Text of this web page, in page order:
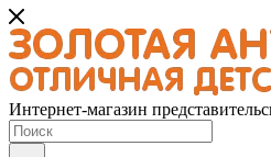
Интернет-магазин